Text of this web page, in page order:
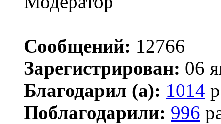
Сообщений: 12766
Зарегистрирован: 06
Благодарил (а): 1014
Поблагодарили: 996